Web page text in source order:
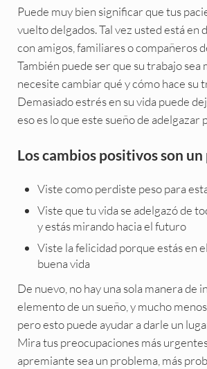
Puede muy bien significar que tus
vuelto delgados. Tal vez usted está en
con amigos, familiares o compañeros
También puede ser que su trabajo sea
necesite cambiar qué y cómo hace su
Demasiado estrés en su vida puede
eso es lo que este sueño de adelgazar
Los cambios positivos son un
Viste como perdiste peso para
Viste que tu vida se adelgazó de
y estás mirando hacia el futuro
Viste la felicidad porque estás en
buena vida
De nuevo, no hay una sola manera de
elemento de un sueño, y mucho
pero esto puede ayudar a darle un
Mira tus preocupaciones más
apremiante sea un problema, más